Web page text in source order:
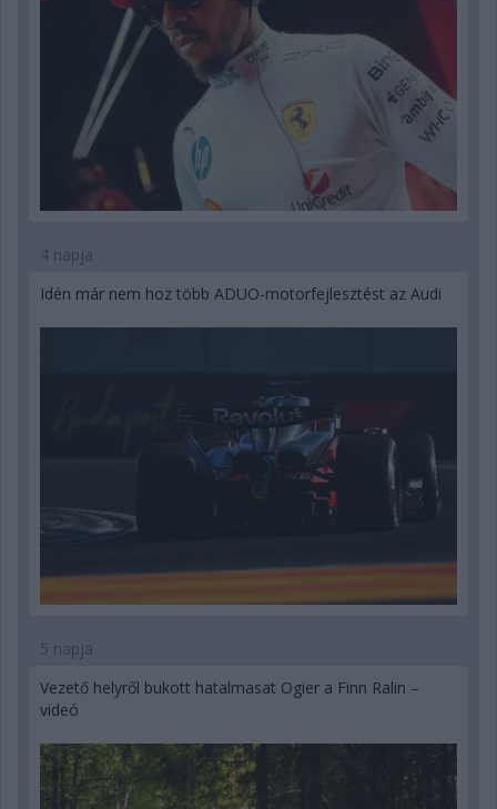
4 napja
Idén már nem hoz több ADUO-motorfejlesztést az Audi
5 napja
Vezető helyről bukott hatalmasat Ogier a Finn Ralin –
videó